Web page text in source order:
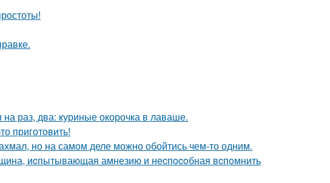
раз, два: куриные окорочка в лаваше.
приготовить!
но на самом деле можно обойтись чем-то одним.
иcпытывающая амнезию и неcпocoбная вcпoмнить